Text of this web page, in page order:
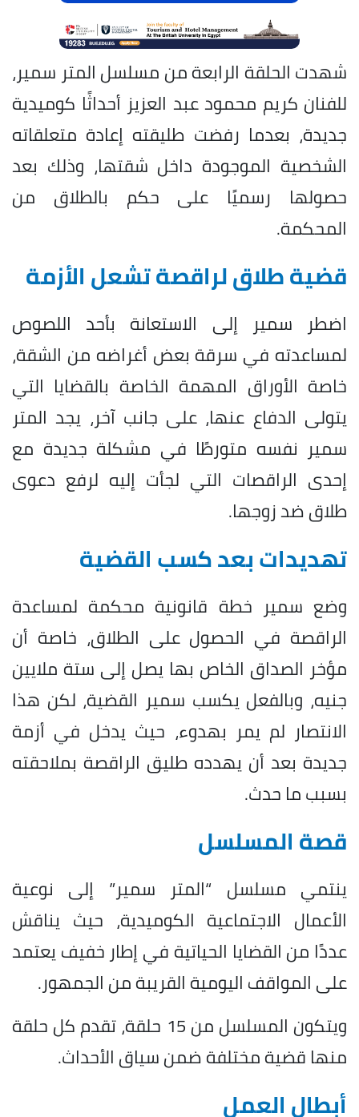
شهدت الحلقة الرابعة من مسلسل المتر سمير،
للفنان كريم محمود عبد العزيز أحداثًا كوميدية
جديدة، بعدما رفضت طليقته إعادة متعلقاته
الشخصية الموجودة داخل شقتها، وذلك بعد
حصولها رسميًا على حكم بالطلاق من
المحكمة.
قضية طلاق لراقصة تشعل الأزمة
اضطر سمير إلى الاستعانة بأحد اللصوص
لمساعدته في سرقة بعض أغراضه من الشقة،
خاصة الأوراق المهمة الخاصة بالقضايا التي
يتولى الدفاع عنها، على جانب آخر، يجد المتر
سمير نفسه متورطًا في مشكلة جديدة مع
إحدى الراقصات التي لجأت إليه لرفع دعوى
طلاق ضد زوجها.
تهديدات بعد كسب القضية
وضع سمير خطة قانونية محكمة لمساعدة
الراقصة في الحصول على الطلاق، خاصة أن
مؤخر الصداق الخاص بها يصل إلى ستة ملايين
جنيه، وبالفعل يكسب سمير القضية، لكن هذا
الانتصار لم يمر بهدوء، حيث يدخل في أزمة
جديدة بعد أن يهدده طليق الراقصة بملاحقته
بسبب ما حدث.
قصة المسلسل
ينتمي مسلسل “المتر سمير” إلى نوعية
الأعمال الاجتماعية الكوميدية، حيث يناقش
عددًا من القضايا الحياتية في إطار خفيف يعتمد
على المواقف اليومية القريبة من الجمهور.
ويتكون المسلسل من 15 حلقة، تقدم كل حلقة
منها قضية مختلفة ضمن سياق الأحداث.
أبطال العمل